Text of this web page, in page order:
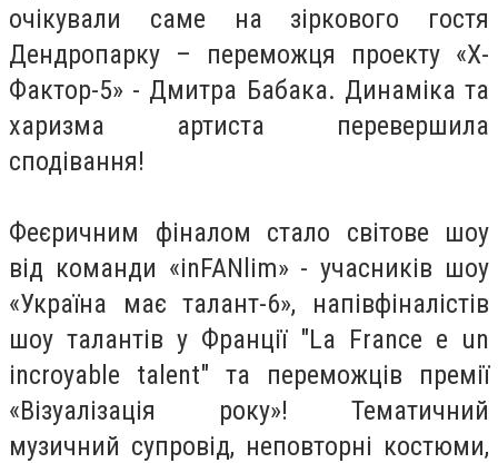
очікували саме на зіркового гостя
Дендропарку – переможця проекту «Х-
Фактор-5» - Дмитра Бабака. Динаміка та
харизма артиста перевершила
сподівання!
Феєричним фіналом стало світове шоу
від команди «inFANlim» - учасників шоу
«Україна має талант-6», напівфіналістів
шоу талантів у Франції "La France e un
incroyable talent" та переможців премії
«Візуалізація року»! Тематичний
музичний супровід, неповторні костюми,